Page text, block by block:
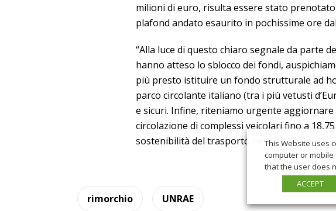
milioni di euro, risulta essere stato
plafond andato esaurito in pochissime ore
“Alla luce di questo chiaro segnale da parte
hanno atteso lo sblocco dei fondi,
più presto istituire un fondo strutturale ad
parco circolante italiano (tra i più vetusti
e sicuri. Infine, riteniamo urgente
circolazione di complessi veicolari fino a
sostenibilità del trasporto nel nostro Paese”,
rimorchio UNRAE
This Website uses
computer or
that the user does
ACCEPT